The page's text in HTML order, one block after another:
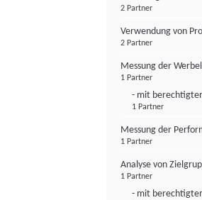
2 Partner
Verwendung von
2 Partner
Messung der
1 Partner
- mit
1 Partner
Messung der
1 Partner
Analyse von
1 Partner
- mit